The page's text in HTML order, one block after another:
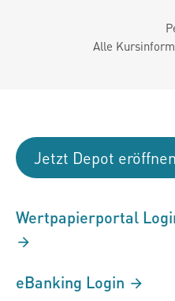
Alle
Jetzt Depot eröffnen
Wertpapierportal
eBanking Login